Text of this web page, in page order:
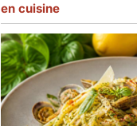
en cuisine